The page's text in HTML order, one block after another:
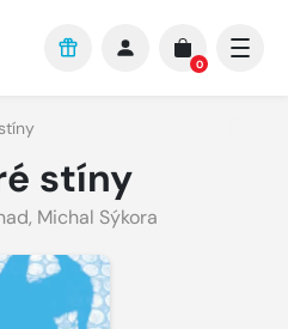
0
stíny
, Michal Sýkora